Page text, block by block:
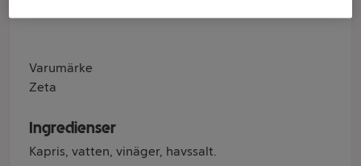
Varumärke
Zeta
Ingredienser
Kapris, vatten, vinäger, havssalt.